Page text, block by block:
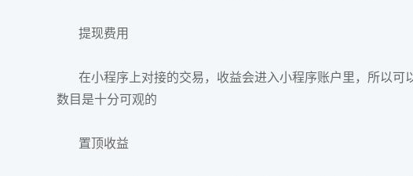
提现费用
在小程序上对接的交易，收益会进入小程序账户里，所以可
数目是十分可观的
置顶收益